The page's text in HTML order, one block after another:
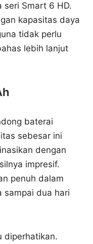
seri Smart 6 HD.
kapasitas daya
tidak perlu
lebih lanjut
baterai
sebesar ini
dengan
impresif.
penuh dalam
sampai dua hari
diperhatikan.